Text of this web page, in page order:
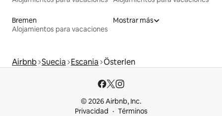
Bremen
Alojamientos para vacaciones
Mostrar más
Airbnb Suecia Escania Österlen
© 2026 Airbnb, Inc.
Privacidad
Términos